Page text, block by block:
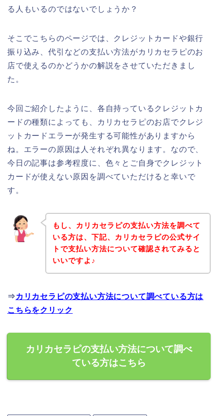
る人もいるのではないでしょうか？
そこでこちらのページでは、クレジットカードや銀行
振り込み、代引などの支払い方法がカリカセラピのお
店で使えるのかどうかの解説をさせていただきまし
た。
今回ご紹介したように、各自持っているクレジットカ
ードの種類によっても、カリカセラピのお店でクレジ
ットカードエラーが発生する可能性がありますから
ね。エラーの原因は人それぞれ異なります。なので、
今日の記事は参考程度に、色々とご自身でクレジット
カードが使えない原因を調べていただけると幸いで
す。
もし、カリカセラピの支払い方法を調べて
いる方は、下記、カリカセラピの公式サイ
トで支払い方法について確認されてみると
いいですよ♪
⇒ カリカセラピの支払い方法について調べている方は
こちらをクリック
カリカセラピの支払い方法について調べ
ている方はこちら